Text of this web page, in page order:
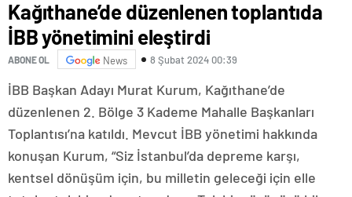
Kağıthane’de düzenlenen toplantıda
İBB yönetimini eleştirdi
ABONE OL News 8 Şubat 2024 00:39
İBB Başkan Adayı Murat Kurum, Kağıthane’de
düzenlenen 2. Bölge 3 Kademe Mahalle Başkanları
Toplantısı’na katıldı. Mevcut İBB yönetimi hakkında
konuşan Kurum, “Siz İstanbul’da depreme karşı,
kentsel dönüşüm için, bu milletin geleceği için elle